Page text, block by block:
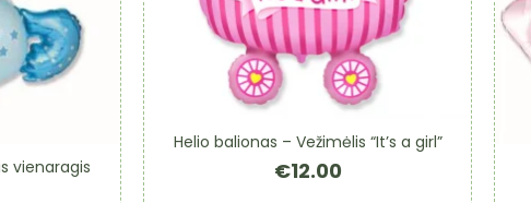
vienaragis
Helio balionas – Vežimėlis “It’s a girl”
€12.00